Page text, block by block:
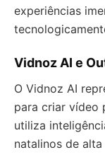
experiências
Vidnoz AI e
O Vidnoz AI
para criar vídeo
utiliza
natalinos de